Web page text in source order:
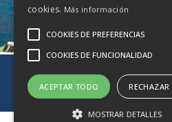
© Copyright 2025 | Agua Azul
en annuleringsvoorwaarden| Ontwerp
cookies. Más información
COOKIES DE PREFERENCIAS
COOKIES DE FUNCIONALIDAD
ACEPTAR TODO
MOSTRAR DETALLES